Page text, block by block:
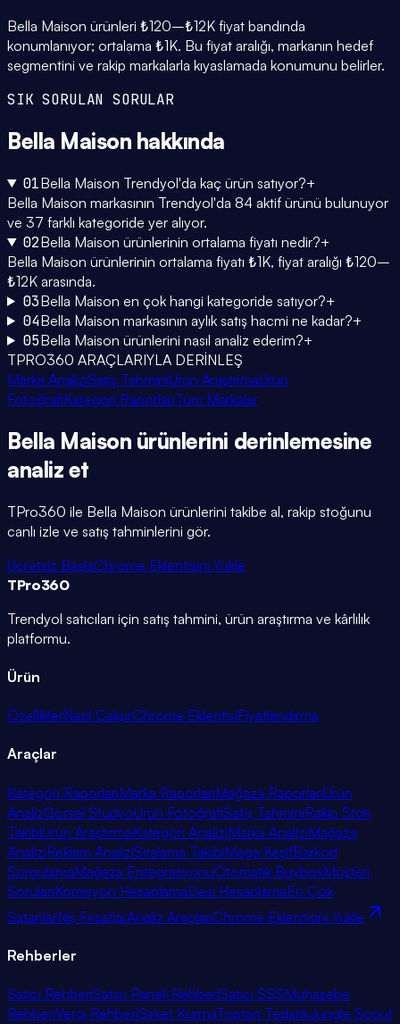
Bella Maison ürünleri ₺120–₺12K fiyat bandında
konumlanıyor; ortalama ₺1K. Bu fiyat aralığı, markanın hedef
segmentini ve rakip markalarla kıyaslamada konumunu belirler.
SIK SORULAN SORULAR
Bella Maison hakkında
01Bella Maison Trendyol'da kaç ürün satıyor?+
Bella Maison markasının Trendyol'da 84 aktif ürünü bulunuyor
ve 37 farklı kategoride yer alıyor.
02Bella Maison ürünlerinin ortalama fiyatı nedir?+
Bella Maison ürünlerinin ortalama fiyatı ₺1K, fiyat aralığı ₺120–
₺12K arasında.
03Bella Maison en çok hangi kategoride satıyor?+
04Bella Maison markasının aylık satış hacmi ne kadar?+
05Bella Maison ürünlerini nasıl analiz ederim?+
TPRO360 ARAÇLARIYLA DERİNLEŞ
Marka AnaliziSatış TahminiÜrün AraştırmaÜrün
FotoğrafıKategori RaporlarıTüm Markalar
Bella Maison ürünlerini derinlemesine
analiz et
TPro360 ile Bella Maison ürünlerini takibe al, rakip stoğunu
canlı izle ve satış tahminlerini gör.
Ücretsiz BaşlaChrome Eklentisini Yükle
TPro360
Trendyol satıcıları için satış tahmini, ürün araştırma ve kârlılık
platformu.
Ürün
ÖzelliklerNasıl ÇalışırChrome EklentisiFiyatlandırma
Araçlar
Kategori RaporlarıMarka RaporlarıMağaza RaporlarıÜrün
AnalizGörsel StüdyoÜrün FotoğrafıSatış TahminiRakip Stok
TakibiÜrün AraştırmaKategori AnaliziMarka AnaliziMağaza
AnaliziReklam AnaliziSıralama TakibiMega KeşifBarkod
SorgulamaMağaza EntegrasyonuOtomatik BuyboxMüşteri
SorularıKomisyon HesaplamaDesi HesaplamaEn Çok
SatanlarNiş FırsatlarAnaliz AraçlarıChrome Eklentisini Yükle
Rehberler
Satıcı RehberiSatıcı Paneli RehberiSatıcı SSSMuhasebe
RehberiVergi RehberiŞirket KurmaToptan TedarikJungle Scout